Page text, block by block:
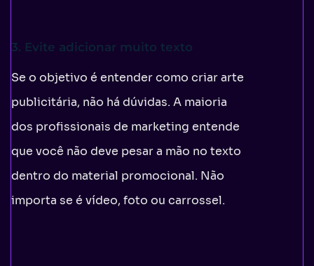
3. Evite adicionar muito texto
Se o objetivo é entender como criar arte
publicitária, não há dúvidas. A maioria
dos profissionais de marketing entende
que você não deve pesar a mão no texto
dentro do material promocional. Não
importa se é vídeo, foto ou carrossel.